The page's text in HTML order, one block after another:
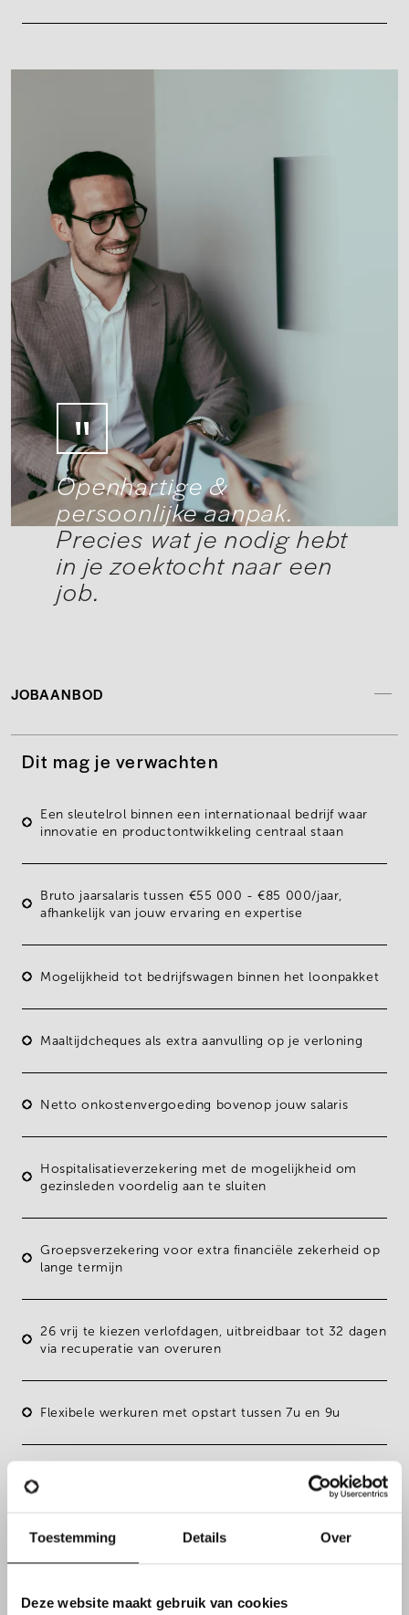
Toestemming Details Over
Deze website maakt gebruik van cookies
Openhartige &
persoonlijke aanpak.
Precies wat je nodig hebt
in je zoektocht naar een
job.
JOBAANBOD
Dit mag je verwachten
Een sleutelrol binnen een internationaal bedrijf waar
innovatie en productontwikkeling centraal staan
Bruto jaarsalaris tussen €55 000 - €85 000/jaar
afhankelijk van jouw ervaring en expertise
Mogelijkheid tot bedrijfswagen binnen het loonpakket
Maaltijdchequesals extra aanvulling op je verloning
Netto onkostenvergoeding bovenop jouw salaris
Hospitalisatieverzekering met de mogelijkheid om
gezinsleden voordelig aan te sluiten
Groepsverzekering voor extra financiële zekerheid op
lange termijn
26 vrij te kiezen verlofdagen , uitbreidbaar tot 32 dagen
via recuperatie van overuren
Flexibele werkuren met opstart tussen 7u en 9u
in onderling overleg
Een omgeving waar initiatief, innovatie en technische